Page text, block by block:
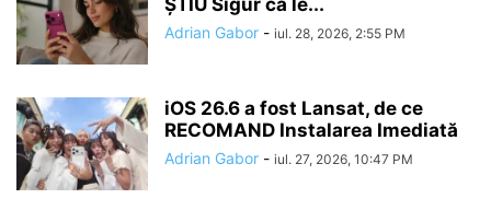
ȘTIU Sigur că le...
Adrian Gabor - iul. 28, 2026, 2:55 PM
iOS 26.6 a fost Lansat, de ce
RECOMAND Instalarea Imediată
Adrian Gabor - iul. 27, 2026, 10:47 PM